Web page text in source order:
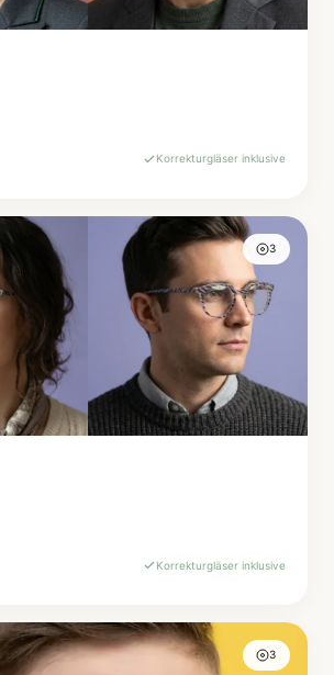
Korrekturgläser inklusive
3
Korrekturgläser inklusive
3